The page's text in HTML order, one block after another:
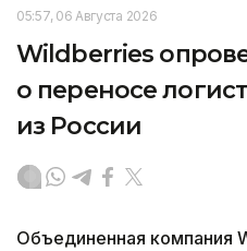
05:57, 06 Августа 2026
Wildberries
о переносе
из России
Объединенная компания